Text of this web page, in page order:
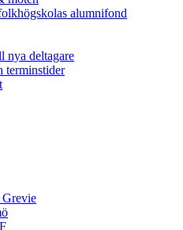
alumnifond
nya deltagare
terminstider
Grevie